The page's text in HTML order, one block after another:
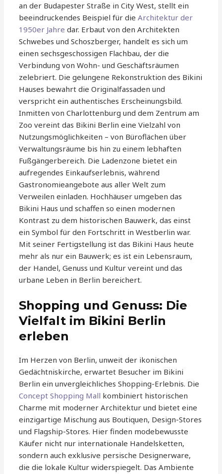
an der Budapester Straße in City West, stellt ein
beeindruckendes Beispiel für dieArchitektur der
1950er Jahre dar. Erbaut von den Architekten
Schwebes und Schoszberger, handelt es sich um
einen sechsgeschossigen Flachbau, der die
Verbindung von Wohn- und Geschäftsräumen
zelebriert. Die gelungene Rekonstruktion des Bikini
Hauses bewahrt die Originalfassaden und
verspricht ein authentisches Erscheinungsbild.
Inmitten von Charlottenburg und dem Zentrum am
Zoo vereint das Bikini Berlin eine Vielzahl von
Nutzungsmöglichkeiten – von Büroflächen über
Verwaltungsräume bis hin zu einem lebhaften
Fußgängerbereich. Die Ladenzone bietet ein
aufregendes Einkaufserlebnis, während
Gastronomieangebote aus aller Welt zum
Verweilen einladen. Hochhäuser umgeben das
Bikini Haus und schaffen so einen modernen
Kontrast zu dem historischen Bauwerk, das einst
ein Symbol für den Fortschritt in Westberlin war.
Mit seiner Fertigstellung ist das Bikini Haus heute
mehr als nur ein Bauwerk; es ist ein Lebensraum,
der Handel, Genuss und Kultur vereint und das
urbane Leben in Berlin bereichert.
Shopping und Genuss: Die
Vielfalt im Bikini Berlin
erleben
Im Herzen von Berlin, unweit der ikonischen
Gedächtniskirche, erwartet Besucher im Bikini
Berlin ein unvergleichliches Shopping-Erlebnis. Die
Concept Shopping Mall kombiniert historischen
Charme mit moderner Architektur und bietet eine
einzigartige Mischung aus Boutiquen, Design-Stores
und Flagship-Stores. Hier finden modebewusste
Käufer nicht nur internationale Handelsketten,
sondern auch exklusive persische Designerware,
die die lokale Kultur widerspiegelt. Das Ambiente